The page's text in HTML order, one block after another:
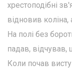
хрестоподібні
відновив
На полі без
падав,
Коли почав